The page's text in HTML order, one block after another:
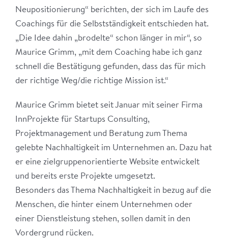
Neupositionierung“ berichten, der sich im Laufe des
Coachings für die Selbstständigkeit entschieden hat.
„Die Idee dahin „brodelte“ schon länger in mir“, so
Maurice Grimm, „mit dem Coaching habe ich ganz
schnell die Bestätigung gefunden, dass das für mich
der richtige Weg/die richtige Mission ist.“
Maurice Grimm bietet seit Januar mit seiner Firma
InnProjekte für Startups Consulting,
Projektmanagement und Beratung zum Thema
gelebte Nachhaltigkeit im Unternehmen an. Dazu hat
er eine zielgruppenorientierte Website entwickelt
und bereits erste Projekte umgesetzt.
Besonders das Thema Nachhaltigkeit in bezug auf die
Menschen, die hinter einem Unternehmen oder
einer Dienstleistung stehen, sollen damit in den
Vordergrund rücken.